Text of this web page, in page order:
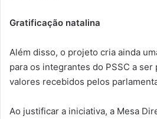
Gratificação natalina
Além disso, o projeto cria ainda
para os integrantes do PSSC a ser
valores recebidos pelos
Ao justificar a iniciativa, a Mesa